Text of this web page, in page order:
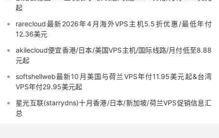
起
rarecloud最新2026年4月海外VPS主机5.5折优惠/最低年付
12.36美元
akilecloud便宜香港/日本/美国VPS主机/国际线路/月付低至8.88
元起
softshellweb最新10月美国与荷兰VPS年付11.95美元起&台湾
VPS年付29.95美元起
星光互联(starrydns)十月香港/日本/新加坡/荷兰VPS促销信息汇
总